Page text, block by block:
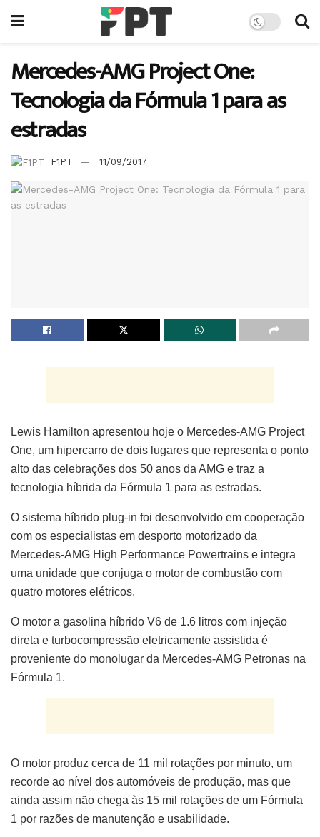
Mercedes-AMG Project One:
Tecnologia da Fórmula 1 para as
estradas
F1PT 11/09/2017
Lewis Hamilton apresentou hoje o Mercedes-AMG Project
One, um hipercarro de dois lugares que representa o ponto
alto das celebrações dos 50 anos da AMG e traz a
tecnologia híbrida da Fórmula 1 para as estradas.
O sistema híbrido plug-in foi desenvolvido em cooperação
com os especialistas em desporto motorizado da
Mercedes-AMG High Performance Powertrains e integra
uma unidade que conjuga o motor de combustão com
quatro motores elétricos.
O motor a gasolina híbrido V6 de 1.6 litros com injeção
direta e turbocompressão eletricamente assistida é
proveniente do monolugar da Mercedes-AMG Petronas na
Fórmula 1.
O motor produz cerca de 11 mil rotações por minuto, um
recorde ao nível dos automóveis de produção, mas que
ainda assim não chega às 15 mil rotações de um Fórmula
1 por razões de manutenção e usabilidade.